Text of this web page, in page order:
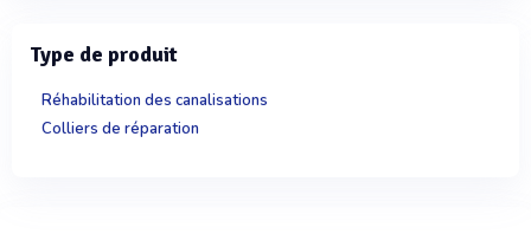
Type de produit
Réhabilitation des canalisations
Colliers de réparation